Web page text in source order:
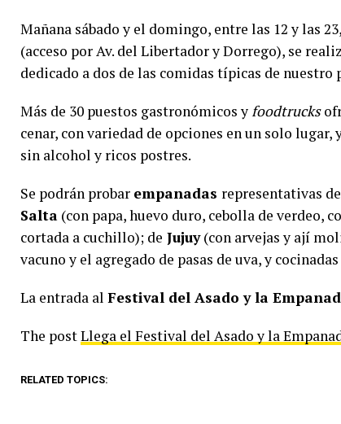
Mañana sábado y el domingo, entre las 12 y las
(acceso por Av. del Libertador y Dorrego), se
dedicado a dos de las comidas típicas de nuestro
Más de 30 puestos gastronómicos yfoodtrucks
cenar, con variedad de opciones en un solo lugar,
sin alcohol y ricos postres.
Se podrán probar empanadas representativas
Salta (con papa, huevo duro, cebolla de verdeo,
cortada a cuchillo); de Jujuy(con arvejas y ají
vacuno y el agregado de pasas de uva, y
La entrada al Festival del Asado y la
The postLlega el Festival del Asado y la
RELATED TOPICS: